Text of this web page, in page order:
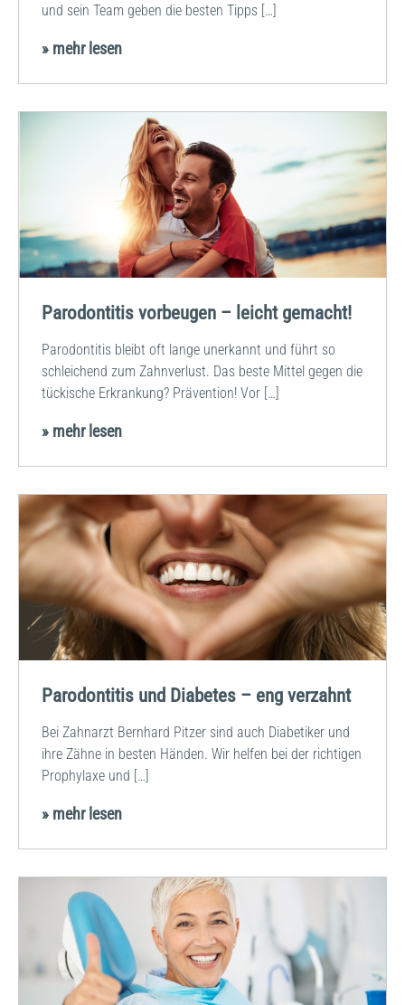
und sein Team geben die besten Tipps […]
» mehr lesen
Parodontitis vorbeugen – leicht gemacht!
Parodontitis bleibt oft lange unerkannt und führt so
schleichend zum Zahnverlust. Das beste Mittel gegen die
tückische Erkrankung? Prävention! Vor […]
» mehr lesen
Parodontitis und Diabetes – eng verzahnt
Bei Zahnarzt Bernhard Pitzer sind auch Diabetiker und
ihre Zähne in besten Händen. Wir helfen bei der richtigen
Prophylaxe und […]
» mehr lesen